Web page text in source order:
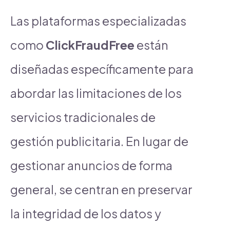
Las plataformas especializadas
como ClickFraudFree están
diseñadas específicamente para
abordar las limitaciones de los
servicios tradicionales de
gestión publicitaria. En lugar de
gestionar anuncios de forma
general, se centran en preservar
la integridad de los datos y